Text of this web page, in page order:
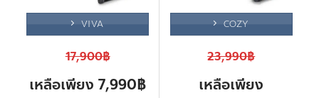
VIVA
17,900฿
เหลือเพียง 7,990฿
COZY
23,990฿
เหลือเพียง